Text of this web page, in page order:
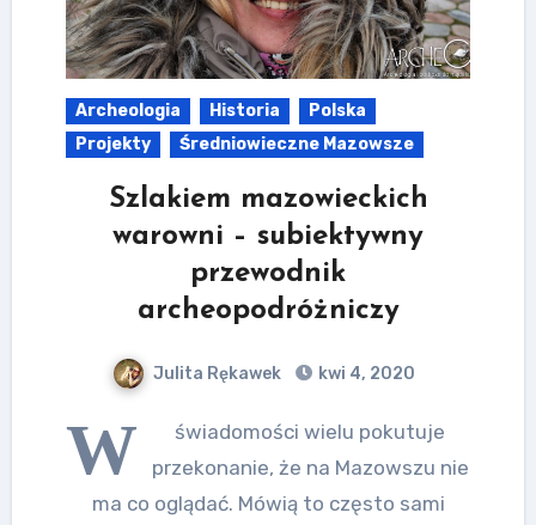
Archeologia Historia
Polska
Projekty
Średniowieczne Mazowsze
Szlakiem mazowieckich
warowni – subiektywny
przewodnik
archeopodróżniczy
Julita Rękawek kwi 4, 2020
W
świadomości wielu pokutuje
przekonanie, że na Mazowszu nie
ma co oglądać. Mówią to często sami